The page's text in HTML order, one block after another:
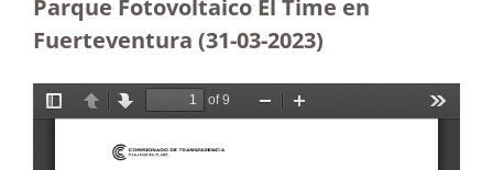
Parque Fotovoltaico El Time en
Fuerteventura (31-03-2023)